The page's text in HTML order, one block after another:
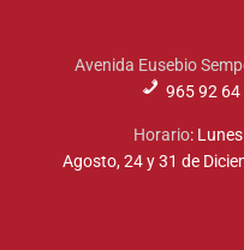
Avenida Eusebio
965 92 64
Horario:
Agosto, 24 y 31 de